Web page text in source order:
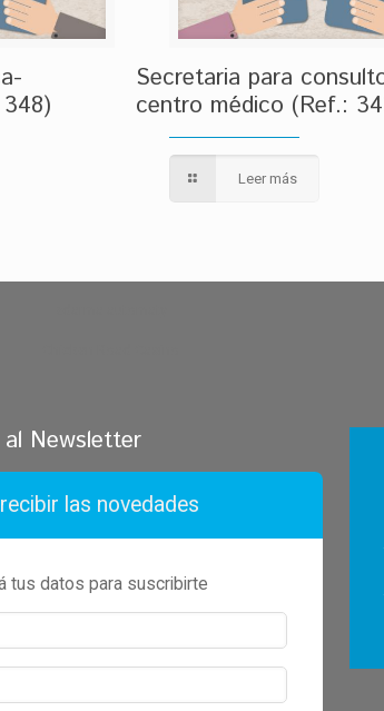
Secretaria para
centro médico (Ref.:
Leer más
Newsletter
las novedades
tus datos para suscribirte